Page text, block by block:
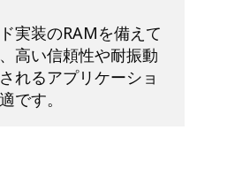
実装のRAMを備えて
高い信頼性や耐振動
れるアプリケーショ
です。